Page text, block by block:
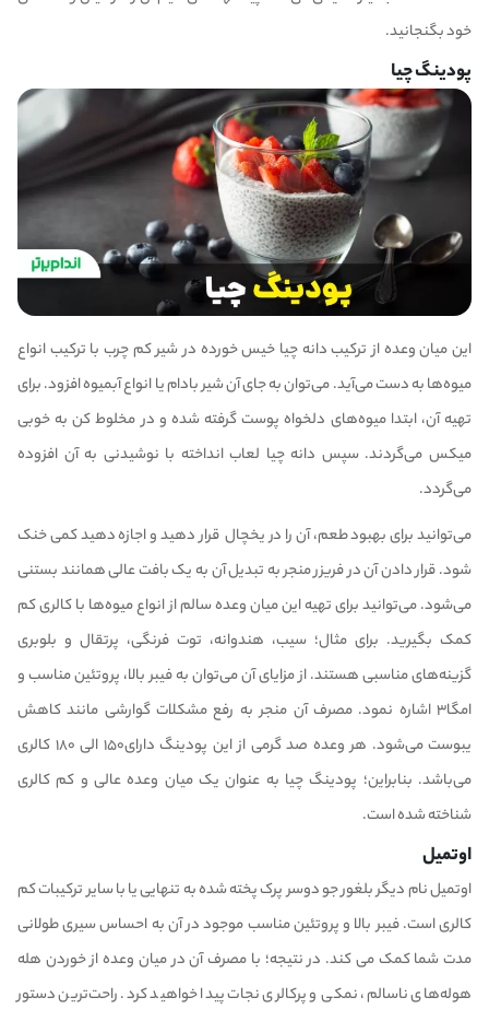
خود بگنجانید.
پودینگ چیا
این میان وعده از ترکیب دانه چیا خیس خورده در شیر کم چرب با ترکیب انواع
میوه‌ها به دست می‌آید. می‌توان به جای آن شیر بادام یا انواع آبمیوه افزود. برای
تهیه آن، ابتدا میوه‌های دلخواه پوست گرفته شده و در مخلوط کن به خوبی
میکس می‌گردند. سپس دانه چیا لعاب انداخته با نوشیدنی به آن افزوده
می‌گردد.
می‌توانید برای بهبود طعم، آن را در یخچال قرار دهید و اجازه دهید کمی خنک
شود. قرار دادن آن در فریزر منجر به تبدیل آن به یک بافت عالی همانند بستنی
می‌شود. می‌توانید برای تهیه این میان وعده سالم از انواع میوه‌ها با کالری کم
کمک بگیرید. برای مثال؛ سیب، هندوانه، توت فرنگی، پرتقال و بلوبری
گزینه‌های مناسبی هستند. از مزایای آن می‌توان به فیبر بالا، پروتئین مناسب و
امگا۳ اشاره نمود. مصرف آن منجر به رفع مشکلات گوارشی مانند کاهش
یبوست می‌شود. هر وعده صد گرمی از این پودینگ دارای۱۵۰ الی ۱۸۰ کالری
می‌باشد. بنابراین؛ پودینگ چیا به عنوان یک میان وعده عالی و کم کالری
شناخته شده است.
اوتمیل
اوتمیل نام دیگر بلغور جو دوسر پرک پخته شده به تنهایی یا با سایر ترکیبات کم
کالری است. فیبر بالا و پروتئین مناسب موجود در آن به احساس سیری طولانی
مدت شما کمک می کند. در نتیجه؛ با مصرف آن در میان وعده از خوردن هله
هوله‌های ناسالم، نمکی و پرکالری نجات پیدا خواهید کرد. راحت‌ترین دستور